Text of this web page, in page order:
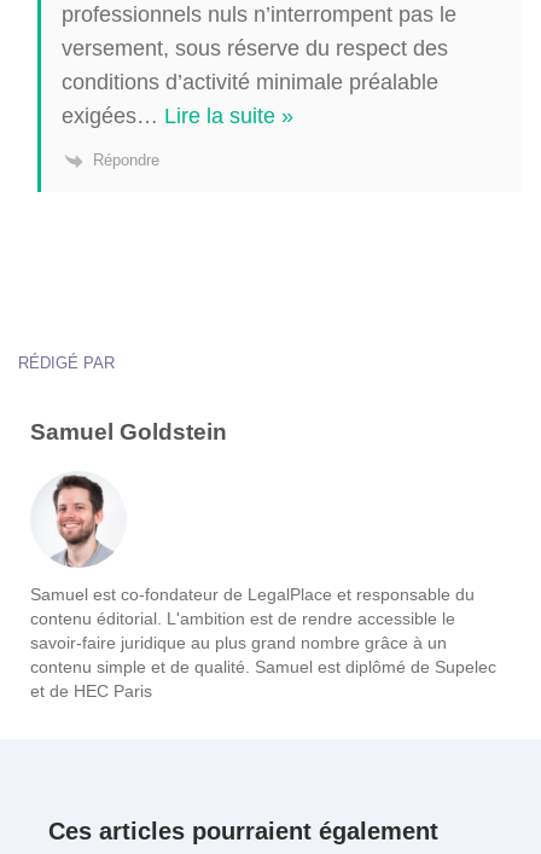
professionnels nuls n’interrompent pas le
versement, sous réserve du respect des
conditions d’activité minimale préalable
exigées… Lire la suite »
Répondre
RÉDIGÉ PAR
Samuel Goldstein
Samuel est co-fondateur de LegalPlace et responsable du
contenu éditorial. L'ambition est de rendre accessible le
savoir-faire juridique au plus grand nombre grâce à un
contenu simple et de qualité. Samuel est diplômé de Supelec
et de HEC Paris
Ces articles pourraient également